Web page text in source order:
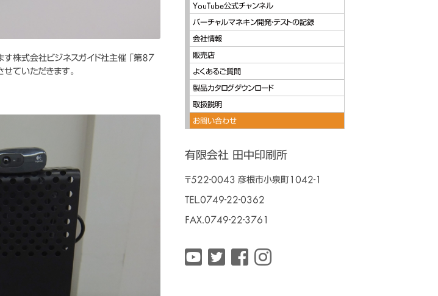
す株式会社ビジネスガイド社主催 「第87
せていただきます。
YouTube公式チャンネル
バーチャルマネキン開発・テストの記録
会社情報
販売店
よくあるご質問
製品カタログダウンロード
取扱説明
お問い合わせ
有限会社 田中印刷所
〒522-0043 彦根市小泉町1042-1
TEL.0749-22-0362
FAX.0749-22-3761